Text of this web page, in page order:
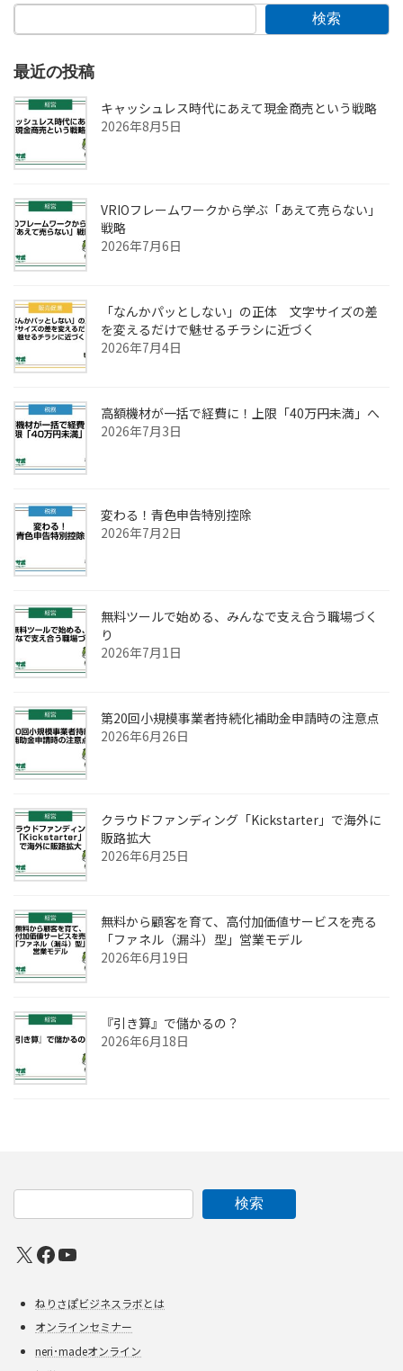
検索
最近の投稿
キャッシュレス時代にあえて現金商売という戦略
2026年8月5日
VRIOフレームワークから学ぶ「あえて売らない」
戦略
2026年7月6日
「なんかパッとしない」の正体 文字サイズの差
を変えるだけで魅せるチラシに近づく
2026年7月4日
高額機材が一括で経費に！上限「40万円未満」へ
2026年7月3日
変わる！青色申告特別控除
2026年7月2日
無料ツールで始める、みんなで支え合う職場づく
り
2026年7月1日
第20回小規模事業者持続化補助金申請時の注意点
2026年6月26日
クラウドファンディング「Kickstarter」で海外に
販路拡大
2026年6月25日
無料から顧客を育て、高付加価値サービスを売る
「ファネル（漏斗）型」営業モデル
2026年6月19日
『引き算』で儲かるの？
2026年6月18日
検索
X Facebook
YouTube
ねりさぽビジネスラボとは
オンラインセミナー
neri･madeオンライン